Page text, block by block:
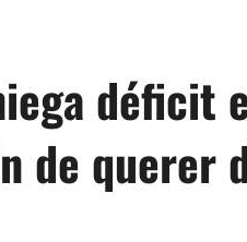
déficit
de querer